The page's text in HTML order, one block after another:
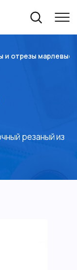
и отрезы марлевые
резаный из